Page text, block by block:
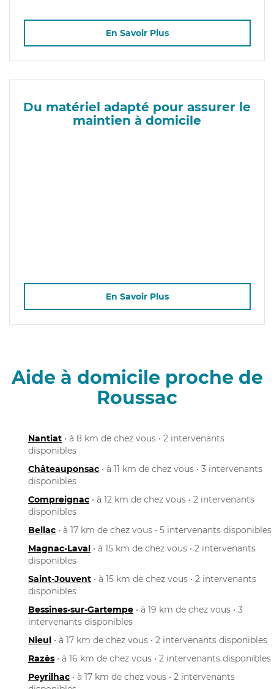
En Savoir Plus
Du matériel adapté pour assurer le
maintien à domicile
En Savoir Plus
Aide à domicile proche de
Roussac
Nantiat • à 8 km de chez vous • 2 intervenants
disponibles
Châteauponsac • à 11 km de chez vous • 3 intervenants
disponibles
Compreignac • à 12 km de chez vous • 2 intervenants
disponibles
Bellac • à 17 km de chez vous • 5 intervenants disponibles
Magnac-Laval • à 15 km de chez vous • 2 intervenants
disponibles
Saint-Jouvent • à 15 km de chez vous • 2 intervenants
disponibles
Bessines-sur-Gartempe • à 19 km de chez vous • 3
intervenants disponibles
Nieul • à 17 km de chez vous • 2 intervenants disponibles
Razès • à 16 km de chez vous • 2 intervenants disponibles
Peyrilhac • à 17 km de chez vous • 2 intervenants